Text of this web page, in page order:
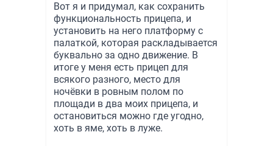
Вот я и придумал, как сохранить
функциональность прицепа, и
установить на него платформу с
палаткой, которая раскладывается
буквально за одно движение. В
итоге у меня есть прицеп для
всякого разного, место для
ночёвки в ровным полом по
площади в два моих прицепа, и
остановиться можно где угодно,
хоть в яме, хоть в луже.